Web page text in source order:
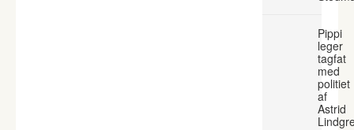
Pippi
leger
tagfat
med
politiet
af
Astrid